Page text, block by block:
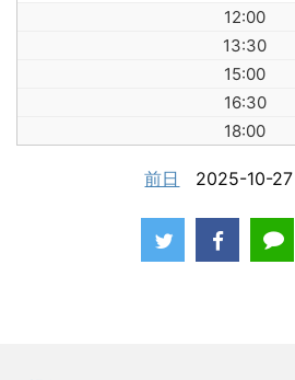
12:00
13:30
15:00
16:30
18:00
前日 2025-10-27